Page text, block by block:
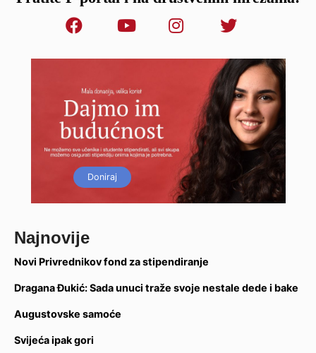
Doniraj
Najnovije
Novi Privrednikov fond za stipendiranje
Dragana Đukić: Sada unuci traže svoje nestale dede i bake
Augustovske samoće
Svijeća ipak gori